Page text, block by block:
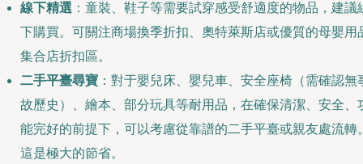
線下精選 ：童裝、鞋子等需要試穿感受舒適度的物品，建議
下購買。可關注商場換季折扣、奧特萊斯店或優質的母嬰用
集合店折扣區。
二手平臺尋寶 ：對于嬰兒床、嬰兒車、安全座椅（需確認無
故歷史）、繪本、部分玩具等耐用品，在確保清潔、安全、
能完好的前提下，可以考慮從靠譜的二手平臺或親友處流轉
這是極大的節省。